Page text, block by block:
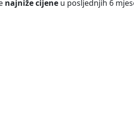
najniže cijene u posljednjih 6